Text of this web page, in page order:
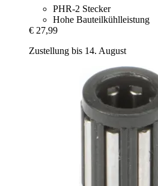
PHR-2 Stecker
Hohe Bauteilkühlleistung
€ 27,99
Zustellung bis 14. August